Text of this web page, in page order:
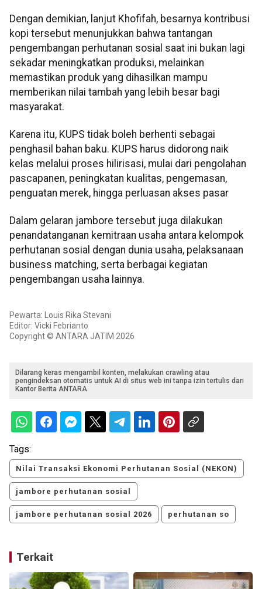
Dengan demikian, lanjut Khofifah, besarnya kontribusi
kopi tersebut menunjukkan bahwa tantangan
pengembangan perhutanan sosial saat ini bukan lagi
sekadar meningkatkan produksi, melainkan
memastikan produk yang dihasilkan mampu
memberikan nilai tambah yang lebih besar bagi
masyarakat.
Karena itu, KUPS tidak boleh berhenti sebagai
penghasil bahan baku. KUPS harus didorong naik
kelas melalui proses hilirisasi, mulai dari pengolahan
pascapanen, peningkatan kualitas, pengemasan,
penguatan merek, hingga perluasan akses pasar
Dalam gelaran jambore tersebut juga dilakukan
penandatanganan kemitraan usaha antara kelompok
perhutanan sosial dengan dunia usaha, pelaksanaan
business matching, serta berbagai kegiatan
pengembangan usaha lainnya.
Pewarta: Louis Rika Stevani
Editor: Vicki Febrianto
Copyright © ANTARA JATIM 2026
Dilarang keras mengambil konten, melakukan crawling atau
pengindeksan otomatis untuk AI di situs web ini tanpa izin tertulis dari
Kantor Berita ANTARA.
Tags:
Nilai Transaksi Ekonomi Perhutanan Sosial (NEKON)
jambore perhutanan sosial
jambore perhutanan sosial 2026 perhutanan so
Terkait